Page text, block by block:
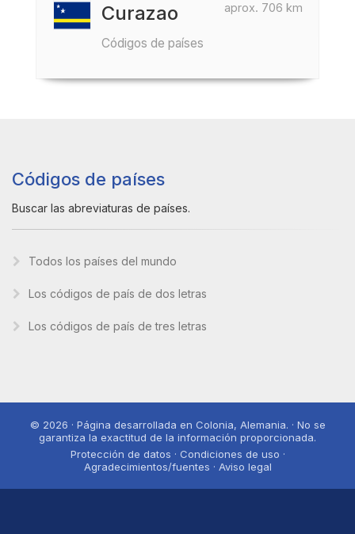
aprox. 706 km
Curazao
Códigos de países
Códigos de países
Buscar las abreviaturas de países.
Todos los países del mundo
Los códigos de país de dos letras
Los códigos de país de tres letras
© 2026 · Página desarrollada en Colonia, Alemania. · No se
garantiza la exactitud de la información proporcionada.
Protección de datos · Condiciones de uso ·
Agradecimientos/fuentes · Aviso legal